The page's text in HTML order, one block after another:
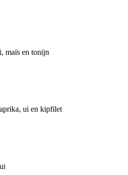
maïs en tonijn
ui en kipfilet